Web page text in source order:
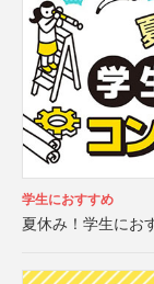
学生におすすめ
夏休み！学生にお